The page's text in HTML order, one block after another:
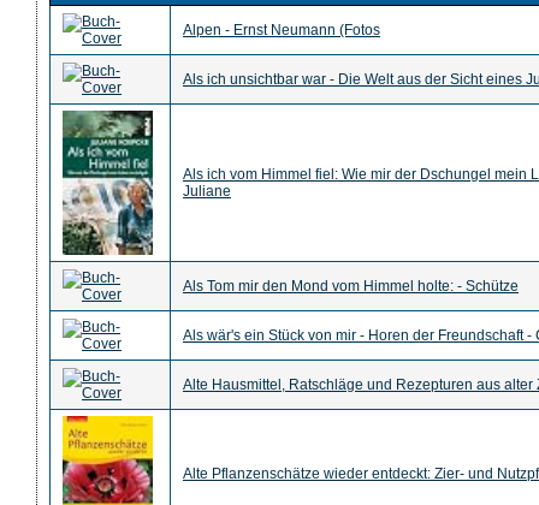
Alpen - Ernst Neumann (Fotos
Als ich unsichtbar war - Die Welt aus der Sicht eines
Als ich vom Himmel fiel: Wie mir der Dschungel mein
Juliane
Als Tom mir den Mond vom Himmel holte: - Schütze
Als wär's ein Stück von mir - Horen der Freundschaft -
Alte Hausmittel, Ratschläge und Rezepturen aus alter
Alte Pflanzenschätze wieder entdeckt: Zier- und